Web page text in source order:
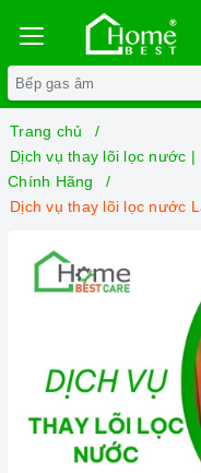
Trang chủ
Dịch vụ thay lõi lọc nước |
Chính Hãng
Dịch vụ thay lõi lọc nước